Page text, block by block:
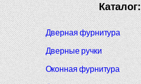
Каталог:
Дверная фурнитура
Дверные ручки
Оконная фурнитура